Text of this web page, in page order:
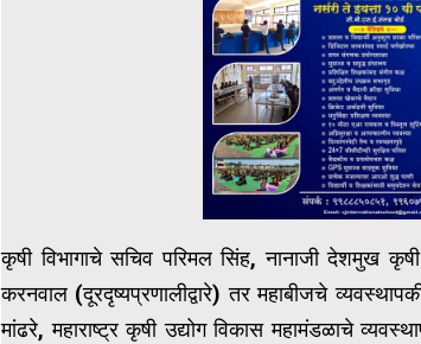
कृषी विभागाचे सचिव परिमल सिंह, नानाजी देशमुख
करनवाल (दूरदृष्यप्रणालीद्वारे) तर महाबीजचे
मांढरे, महाराष्ट्र कृषी उद्योग विकास महामंडळाचे